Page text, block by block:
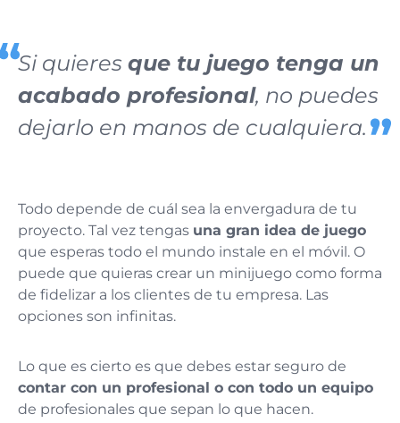
Si quieres que tu juego tenga un
acabado profesional, no puedes
dejarlo en manos de cualquiera.
Todo depende de cuál sea la envergadura de tu
proyecto. Tal vez tengas una gran idea de juego
que esperas todo el mundo instale en el móvil. O
puede que quieras crear un minijuego como forma
de fidelizar a los clientes de tu empresa. Las
opciones son infinitas.
Lo que es cierto es que debes estar seguro de
contar con un profesional o con todo un equipo
de profesionales que sepan lo que hacen.